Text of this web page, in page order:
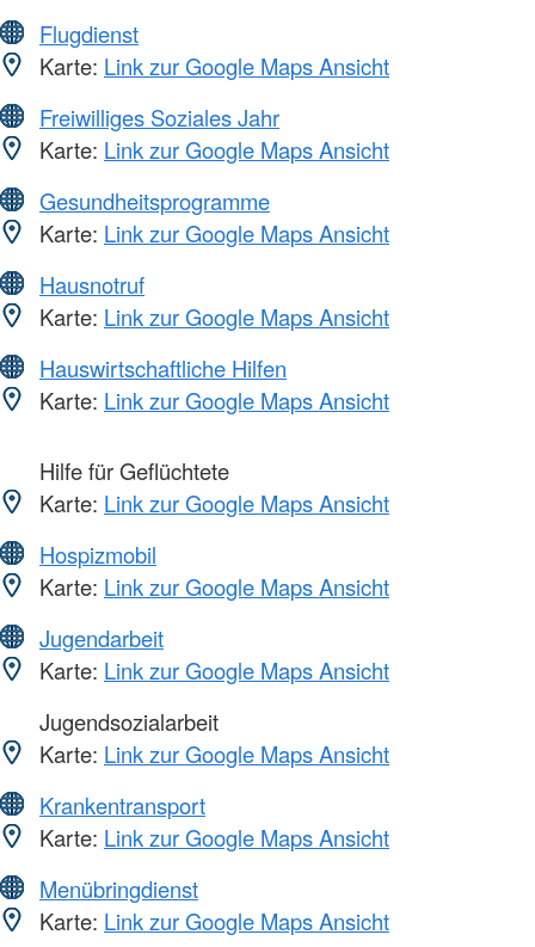
Flugdienst
Karte: Link zur Google Maps Ansicht
Freiwilliges Soziales Jahr
Karte: Link zur Google Maps Ansicht
Gesundheitsprogramme
Karte: Link zur Google Maps Ansicht
Hausnotruf
Karte: Link zur Google Maps Ansicht
Hauswirtschaftliche Hilfen
Karte: Link zur Google Maps Ansicht
Hilfe für Geflüchtete
Karte: Link zur Google Maps Ansicht
Hospizmobil
Karte: Link zur Google Maps Ansicht
Jugendarbeit
Karte: Link zur Google Maps Ansicht
Jugendsozialarbeit
Karte: Link zur Google Maps Ansicht
Krankentransport
Karte: Link zur Google Maps Ansicht
Menübringdienst
Karte: Link zur Google Maps Ansicht